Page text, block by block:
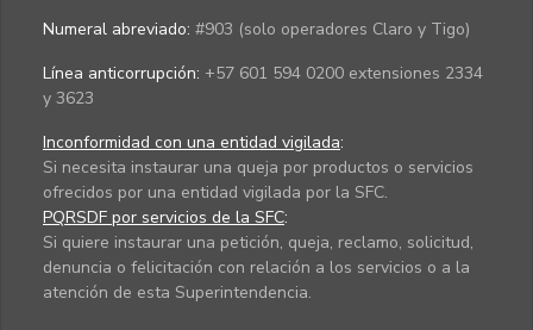
Numeral abreviado: #903 (solo operadores Claro y Tigo)
Línea anticorrupción: +57 601 594 0200 extensiones 2334
y 3623
Inconformidad con una entidad vigilada:
Si necesita instaurar una queja por productos o servicios
ofrecidos por una entidad vigilada por la SFC.
PQRSDF por servicios de la SFC:
Si quiere instaurar una petición, queja, reclamo, solicitud,
denuncia o felicitación con relación a los servicios o a la
atención de esta Superintendencia.